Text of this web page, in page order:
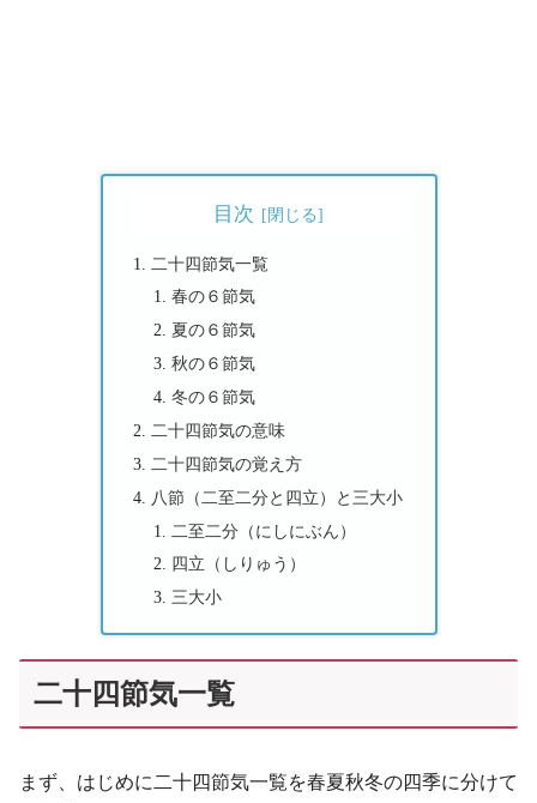
目次
二十四節気一覧
春の６節気
夏の６節気
秋の６節気
冬の６節気
二十四節気の意味
二十四節気の覚え方
八節（二至二分と四立）と三大小
二至二分（にしにぶん）
四立（しりゅう）
三大小
二十四節気一覧
まず、はじめに二十四節気一覧を春夏秋冬の四季に分けて